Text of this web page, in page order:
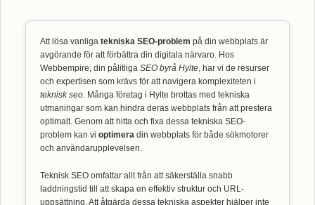
Att lösa vanliga tekniska SEO-problem på din webbplats är
avgörande för att förbättra din digitala närvaro. Hos
Webbempire, din pålitliga SEO byrå Hylte, har vi de resurser
och expertisen som krävs för att navigera komplexiteten i
teknisk seo. Många företag i Hylte brottas med tekniska
utmaningar som kan hindra deras webbplats från att prestera
optimalt. Genom att hitta och fixa dessa tekniska SEO-
problem kan vi optimera din webbplats för både sökmotorer
och användarupplevelsen.
Teknisk SEO omfattar allt från att säkerställa snabb
laddningstid till att skapa en effektiv struktur och URL-
uppsättning. Att åtgärda dessa tekniska aspekter hjälper inte